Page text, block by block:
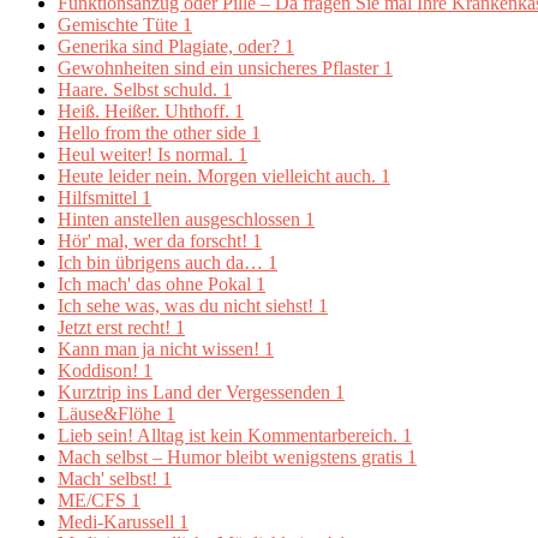
Gemischte Tüte 1
Generika sind Plagiate, oder? 1
Gewohnheiten sind ein unsicheres Pflaster 1
Haare. Selbst schuld. 1
Heiß. Heißer. Uhthoff. 1
Hello from the other side 1
Heul weiter! Is normal. 1
Heute leider nein. Morgen vielleicht auch. 1
Hilfsmittel 1
Hinten anstellen ausgeschlossen 1
Hör' mal, wer da forscht! 1
Ich bin übrigens auch da… 1
Ich mach' das ohne Pokal 1
Ich sehe was, was du nicht siehst! 1
Jetzt erst recht! 1
Kann man ja nicht wissen! 1
Koddison! 1
Kurztrip ins Land der Vergessenden 1
Läuse&Flöhe 1
Lieb sein! Alltag ist kein Kommentarbereich. 1
Mach selbst – Humor bleibt wenigstens gratis 1
Mach' selbst! 1
ME/CFS 1
Medi-Karussell 1